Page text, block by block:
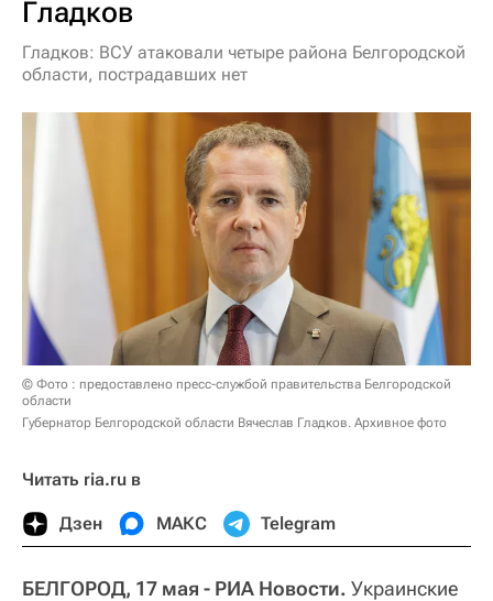
Гладков
Гладков: ВСУ атаковали четыре района Белгородской
области, пострадавших нет
© Фото : предоставлено пресс-службой правительства Белгородской
области
Губернатор Белгородской области Вячеслав Гладков. Архивное фото
Читать ria.ru в
Дзен МАКС Telegram
БЕЛГОРОД, 17 мая - РИА Новости. Украинские